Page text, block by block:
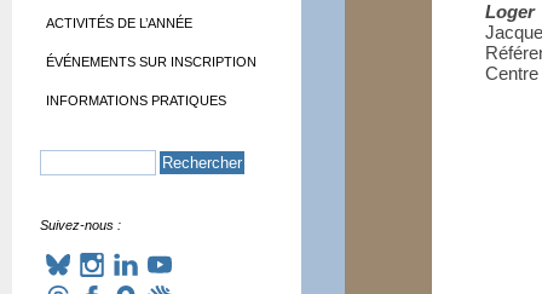
Loger
ACTIVITÉS DE L’ANNÉE
ÉVÉNEMENTS SUR INSCRIPTION
INFORMATIONS PRATIQUES
Suivez-nous :